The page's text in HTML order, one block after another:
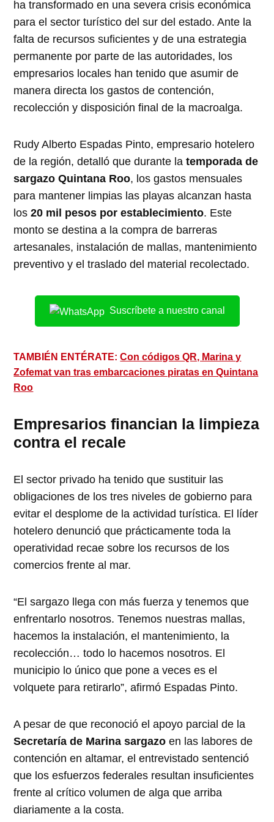
ha transformado en una severa crisis económica
para el sector turístico del sur del estado. Ante la
falta de recursos suficientes y de una estrategia
permanente por parte de las autoridades, los
empresarios locales han tenido que asumir de
manera directa los gastos de contención,
recolección y disposición final de la macroalga.
Rudy Alberto Espadas Pinto, empresario hotelero
de la región, detalló que durante latemporada de
sargazo Quintana Roo, los gastos mensuales
para mantener limpias las playas alcanzan hasta
los20 mil pesos por establecimiento. Este
monto se destina a la compra de barreras
artesanales, instalación de mallas, mantenimiento
preventivo y el traslado del material recolectado.
Suscríbete a nuestro canal
TAMBIÉN ENTÉRATE:Con códigos QR, Marina y
Zofemat van tras embarcaciones piratas en Quintana
Roo
Empresarios financian la limpieza
contra el recale
El sector privado ha tenido que sustituir las
obligaciones de los tres niveles de gobierno para
evitar el desplome de la actividad turística. El líder
hotelero denunció que prácticamente toda la
operatividad recae sobre los recursos de los
comercios frente al mar.
“El sargazo llega con más fuerza y tenemos que
enfrentarlo nosotros. Tenemos nuestras mallas,
hacemos la instalación, el mantenimiento, la
recolección… todo lo hacemos nosotros. El
municipio lo único que pone a veces es el
volquete para retirarlo”, afirmó Espadas Pinto.
A pesar de que reconoció el apoyo parcial de la
Secretaría de Marina sargazo en las labores de
contención en altamar, el entrevistado sentenció
que los esfuerzos federales resultan insuficientes
frente al crítico volumen de alga que arriba
diariamente a la costa.